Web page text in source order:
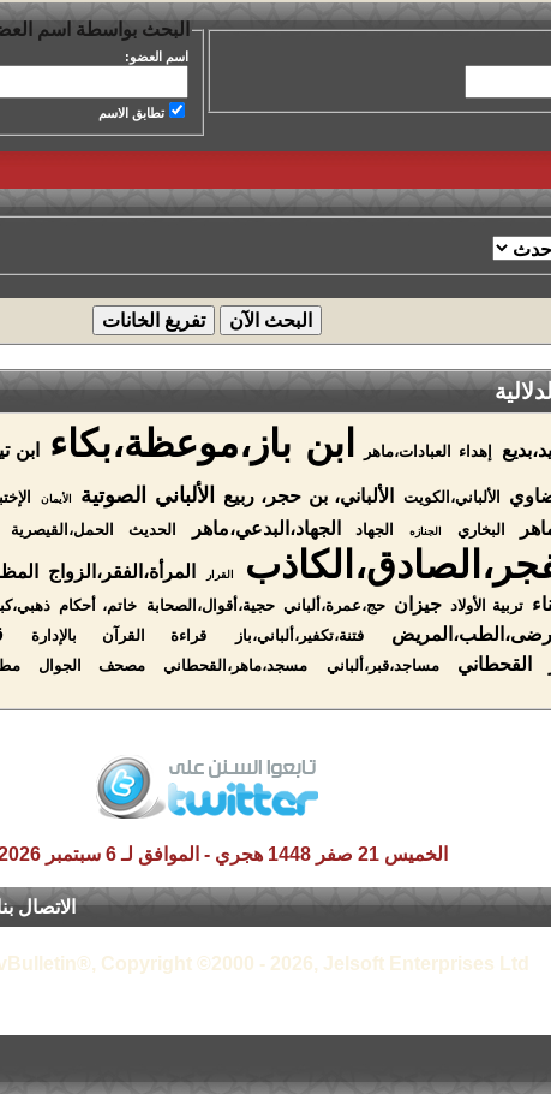
البحث بواسطة اسم
اسم العضو:
تطابق الاسم
إهداء العبادات،ماهر ابن باز،موعظة،بكاء ابن
الألباني،الكويت الألباني، بن حجر، ربيع الألباني الصوتية الأيمان
البخاري الجنازه الجهاد الجهاد،البدعي،ماهر الحديث الحمل،القيصرية
القرار المرأة،الفقر،الزواج
تربية الأولاد جيزان حج،عمرة،ألباني حجية،أقوال،الصحابة خاتم، أحكام
فتنة،تکفير،ألباني،باز قراءة القرآن بالإدارة
القحطاني مساجد،قبر،ألباني مسجد،ماهر،القحطاني مصحف الجوال
الخميس 21 صفر 1448 هجري - الموافق لـ 6 سبتمبر 2026 م
الاتصال
Copyright ©2000 - 2026, Jelsoft Enterprises Ltd